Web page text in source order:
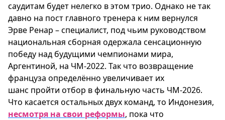
саудитам будет нелегко в этом трио. Однако не так
давно на пост главного тренера к ним вернулся
Эрве Ренар – специалист, под чьим руководством
национальная сборная одержала сенсационную
победу над будущими чемпионами мира,
Аргентиной, на ЧМ-2022. Так что возвращение
француза определённо увеличивает их
шанс пройти отбор в финальную часть ЧМ-2026.
Что касается остальных двух команд, то Индонезия,
несмотря на свои реформы, пока что